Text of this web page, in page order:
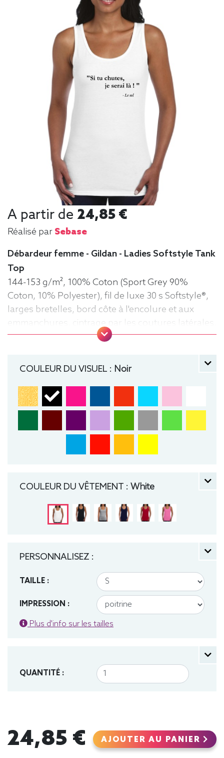
A partir de 24,85 €
Réalisé par Sebase
Débardeur femme - Gildan - Ladies Softstyle Tank
Top
144-153 g/m², 100% Coton (Sport Grey 90%
Coton, 10% Polyester), fil de luxe 30 s Softstyle®,
larges bretelles, bord côte à l'encolure et aux
emmanchures, cintrage par les coutures latérales,
surpiqûre à la base, tourné d'un quart pour éviter
Marcel, Léger, Femme, Débardeur
COULEUR DU VISUEL : Noir
COULEUR DU VÊTEMENT : White
PERSONNALISEZ :
TAILLE :
IMPRESSION :
Plus d'info sur les tailles
QUANTITÉ :
24,85 € AJOUTER AU PANIER